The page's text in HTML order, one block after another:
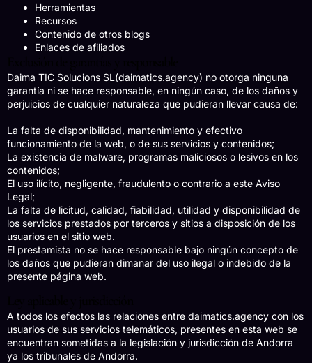
Herramientas
Recursos
Contenido de otros blogs
Enlaces de afiliados
Daima TIC Solucions SL(daimatics.agency) no otorga ninguna
garantía ni se hace responsable, en ningún caso, de los daños y
perjuicios de cualquier naturaleza que pudieran llevar causa de:
La falta de disponibilidad, mantenimiento y efectivo
funcionamiento de la web, o de sus servicios y contenidos;
La existencia de malware, programas maliciosos o lesivos en los
contenidos;
El uso ilícito, negligente, fraudulento o contrario a este Aviso
Legal;
La falta de licitud, calidad, fiabilidad, utilidad y disponibilidad de
los servicios prestados por terceros y sitios a disposición de los
usuarios en el sitio web.
El prestamista no se hace responsable bajo ningún concepto de
los daños que pudieran dimanar del uso ilegal o indebido de la
presente página web.
A todos los efectos las relaciones entre daimatics.agency con los
usuarios de sus servicios telemáticos, presentes en esta web se
encuentran sometidas a la legislación y jurisdicción de Andorra
ya los tribunales de Andorra.